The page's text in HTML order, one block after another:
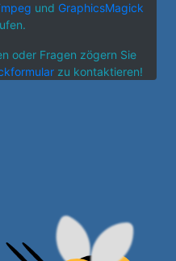
und GraphicsMagick
oder Fragen zögern Sie
zu kontaktieren!